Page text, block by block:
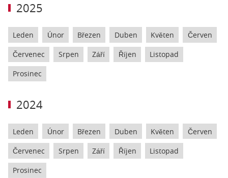
2025
Leden Únor Březen Duben Květen Červen
Červenec Srpen Září Říjen Listopad
Prosinec
2024
Leden Únor Březen Duben Květen Červen
Červenec Srpen Září Říjen Listopad
Prosinec